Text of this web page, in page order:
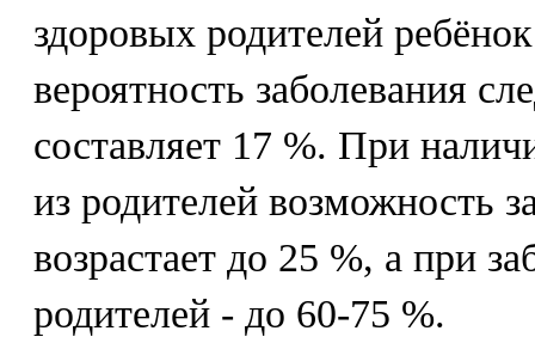
здоровых родителей
вероятность заболевания
составляет 17 %. При
из родителей возможность
возрастает до 25 %, а при
родителей - до 60-75 %.